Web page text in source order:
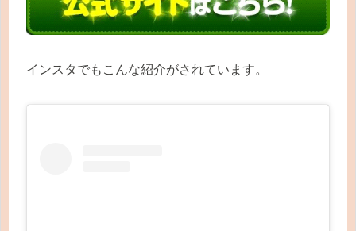
インスタでもこんな紹介がされています。